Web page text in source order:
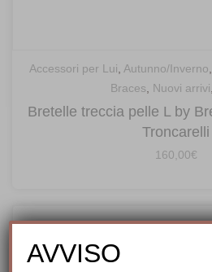
Accessori per Lui, Autunno/Inverno,
Braces, Nuovi arrivi,
Bretelle treccia pelle L by
Troncarelli
160,00€
AVVISO